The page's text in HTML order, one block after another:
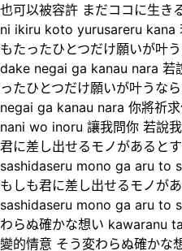
也可以被容許 まだココに生
ni ikiru koto yurusareru kana
もたったひとつだけ願いが叶
dake negai ga kanau nara 若
ったひとつだけ願いが叶う
negai ga kanau nara 你將祈
nani wo inoru 讓我問你 若說
君に差し出せるモノがあると
sashidaseru mono ga aru to
もしも君に差し出せるモノが
sashidaseru mono ga aru to
わらぬ確かな想い kawaranu
變的情意 そう変わらぬ確か